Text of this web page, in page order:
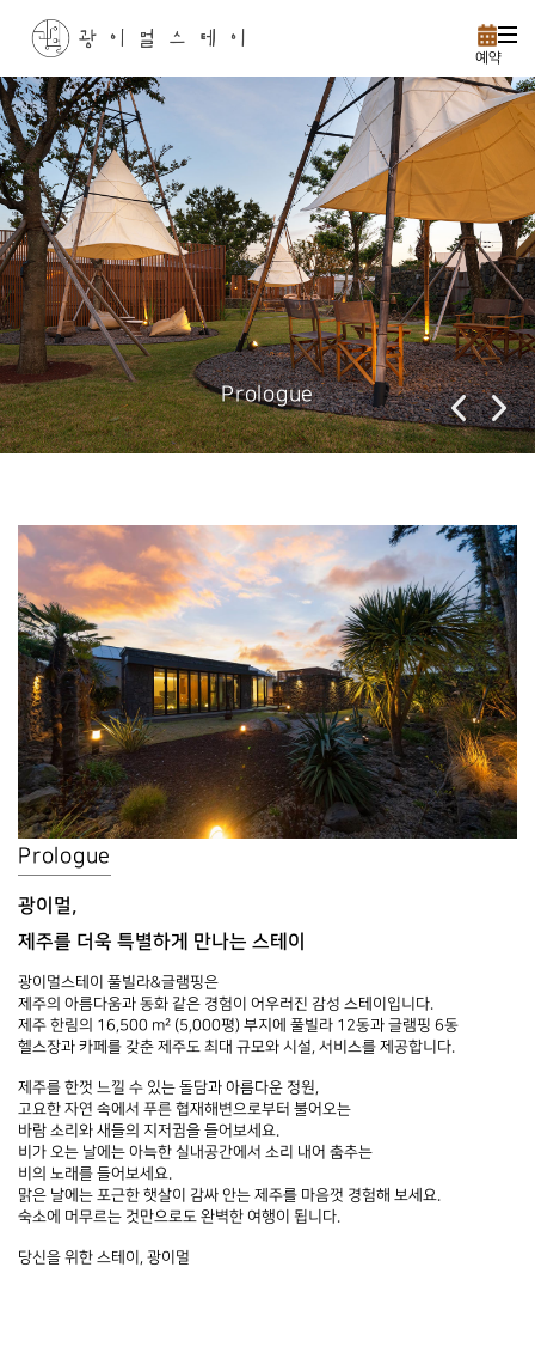
예약
Prologue
Prologue
광이멀,
제주를 더욱 특별하게 만나는 스테이
광이멀스테이 풀빌라&글램핑은
제주의 아름다움과 동화 같은 경험이 어우러진 감성 스테이입니다.
제주 한림의 16,500 m² (5,000평) 부지에 풀빌라 12동과 글램핑 6동
헬스장과 카페를 갖춘 제주도 최대 규모와 시설, 서비스를 제공합니다.
제주를 한껏 느낄 수 있는 돌담과 아름다운 정원,
고요한 자연 속에서 푸른 협재해변으로부터 불어오는
바람 소리와 새들의 지저귐을 들어보세요.
비가 오는 날에는 아늑한 실내공간에서 소리 내어 춤추는
비의 노래를 들어보세요.
맑은 날에는 포근한 햇살이 감싸 안는 제주를 마음껏 경험해 보세요.
숙소에 머무르는 것만으로도 완벽한 여행이 됩니다.
당신을 위한 스테이, 광이멀